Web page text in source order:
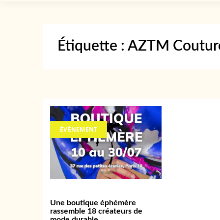
Étiquette : AZTM
ÉVÈNEMENT
Une boutique éphémère
rassemble 18 créateurs de